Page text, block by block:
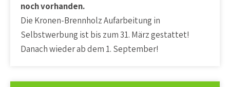
noch vorhanden.
Die Kronen-Brennholz Aufarbeitung in
Selbstwerbung ist bis zum 31. März gestattet!
Danach wieder ab dem 1. September!